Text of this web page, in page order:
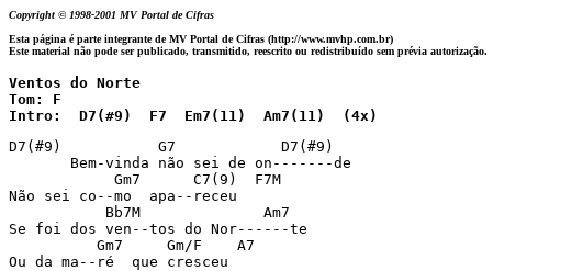
Copyright © 1998-2001 MV Portal de Cifras
Esta página é parte integrante de MV Portal de Cifras (http://www.mvhp.com.br)
Este material não pode ser publicado, transmitido, reescrito ou redistribuído sem prévia autorização.
Ventos do Norte
Tom: F
Intro:  D7(#9)  F7  Em7(11)  Am7(11)  (4x)
D7(#9)           G7            D7(#9)
       Bem-vinda não sei de on-------de
            Gm7      C7(9)  F7M
Não sei co--mo  apa--receu
           Bb7M              Am7
Se foi dos ven--tos do Nor------te
          Gm7     Gm/F    A7
Ou da ma--ré  que cresceu